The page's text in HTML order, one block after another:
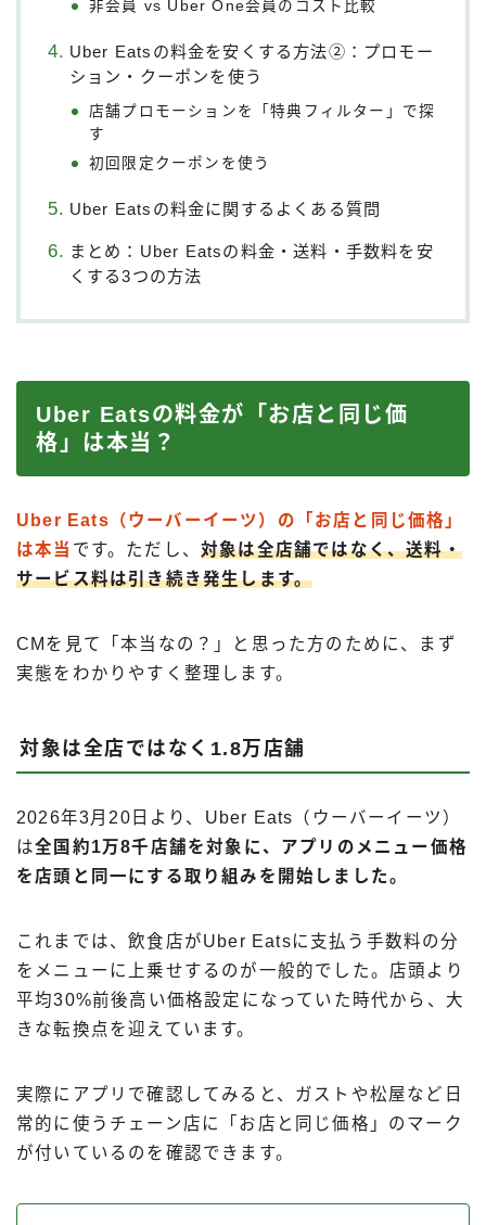
非会員 vs Uber One会員のコスト比較
Uber Eatsの料金を安くする方法②：プロモー
ション・クーポンを使う
店舗プロモーションを「特典フィルター」で探
す
初回限定クーポンを使う
Uber Eatsの料金に関するよくある質問
まとめ：Uber Eatsの料金・送料・手数料を安
くする3つの方法
Uber Eatsの料金が「お店と同じ価
格」は本当？
Uber Eats（ウーバーイーツ）の「お店と同じ価格」
は本当 です。ただし、対象は全店舗ではなく、送料・
サービス料は引き続き発生します。
CMを見て「本当なの？」と思った方のために、まず
実態をわかりやすく整理します。
対象は全店ではなく1.8万店舗
2026年3月20日より、Uber Eats（ウーバーイーツ）
は全国約1万8千店舗を対象に、アプリのメニュー価格
を店頭と同一にする取り組みを開始しました。
これまでは、飲食店がUber Eatsに支払う手数料の分
をメニューに上乗せするのが一般的でした。店頭より
平均30%前後高い価格設定になっていた時代から、大
きな転換点を迎えています。
実際にアプリで確認してみると、ガストや松屋など日
常的に使うチェーン店に「お店と同じ価格」のマーク
が付いているのを確認できます。